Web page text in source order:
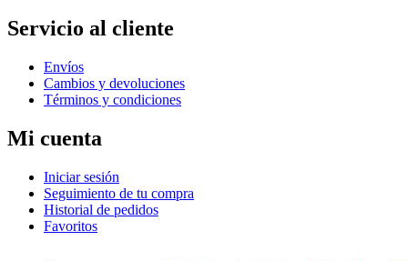
Servicio al cliente
Envíos
Cambios y devoluciones
Términos y condiciones
Mi cuenta
Iniciar sesión
Seguimiento de tu compra
Historial de pedidos
Favoritos